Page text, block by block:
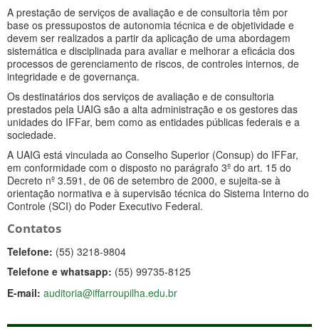
A prestação de serviços de avaliação e de consultoria têm por
base os pressupostos de autonomia técnica e de objetividade e
devem ser realizados a partir da aplicação de uma abordagem
sistemática e disciplinada para avaliar e melhorar a eficácia dos
processos de gerenciamento de riscos, de controles internos, de
integridade e de governança.
Os destinatários dos serviços de avaliação e de consultoria
prestados pela UAIG são a alta administração e os gestores das
unidades do IFFar, bem como as entidades públicas federais e a
sociedade.
A UAIG está vinculada ao Conselho Superior (Consup) do IFFar,
em conformidade com o disposto no parágrafo 3º do art. 15 do
Decreto nº 3.591, de 06 de setembro de 2000, e sujeita-se à
orientação normativa e à supervisão técnica do Sistema Interno do
Controle (SCI) do Poder Executivo Federal.
Contatos
Telefone: (55) 3218-9804
Telefone e whatsapp: (55) 99735-8125
E-mail: auditoria@iffarroupilha.edu.br